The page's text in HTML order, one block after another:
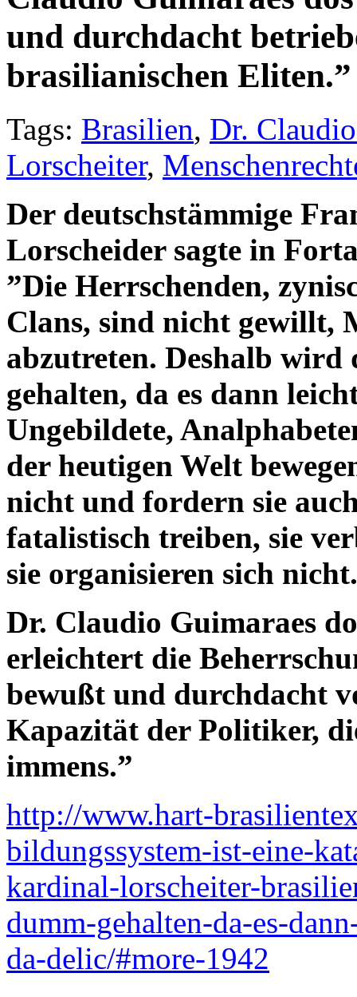
und durchdacht
brasilianischen
Tags: Brasilien, Dr.
Lorscheiter,
Der deutschstämmige
Lorscheider sagte in
”Die Herrschenden,
Clans, sind nicht gewillt,
abzutreten. Deshalb wird
gehalten, da es dann
Ungebildete,
der heutigen Welt
nicht und fordern sie
fatalistisch treiben, sie
sie organisieren sich
Dr. Claudio Guimaraes
erleichtert die
bewußt und durchdacht
Kapazität der Politiker,
immens.”
http://www.hart-
bildungssystem-ist-eine-
kardinal-lorscheiter-
dumm-gehalten-da-es-
da-delic/#more-1942